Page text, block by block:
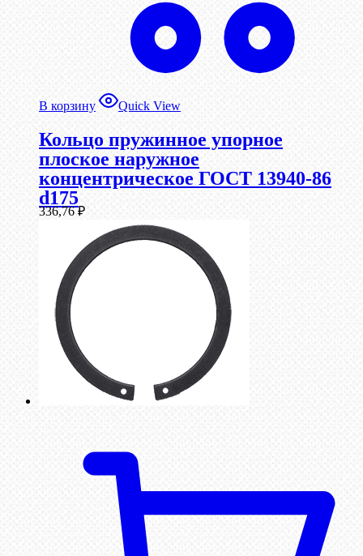
В корзину Quick View
Кольцо пружинное упорное
плоское наружное
концентрическое ГОСТ 13940-86
d175
336,76₽